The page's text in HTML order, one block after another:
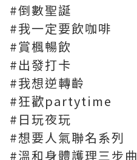
#倒數聖誕
#我一定要飲咖啡
#賞楓暢飲
#出發打卡
#我想逆轉齡
#狂歡partytime
#日玩夜玩
#想要人氣聯名系列
#溫和身體護理三步曲